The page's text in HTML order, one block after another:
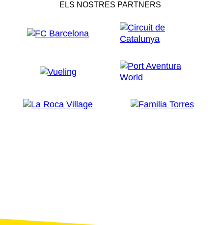
ELS NOSTRES PARTNERS